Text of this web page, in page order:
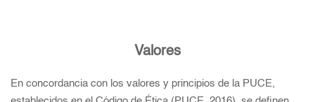
Valores
En concordancia con los valores y principios de la PUCE,